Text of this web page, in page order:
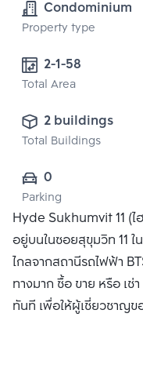
Condominium
Property type
2-1-58
Total Area
2 buildings
Total Buildings
0
Parking
Hyde Sukhumvit 11 (ไ
อยู่บนในซอยสุขุมวิท 11 ใ
ไกลจากสถานีรถไฟฟ้า
ทางมาก ซื้อ ขาย หรือ เช่
ทันที เพื่อให้ผู้เชี่ยวชาญขอ